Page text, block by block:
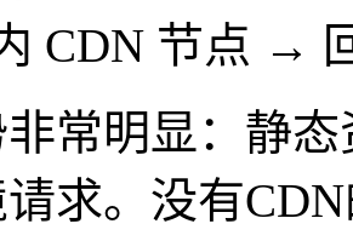
CDN 节点 →
明显：静态
求。没有